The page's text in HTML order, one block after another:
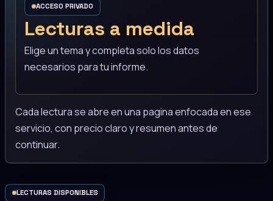
ACCESO PRIVADO
Lecturas a medida
Elige un tema y completa solo los datos
necesarios para tu informe.
Cada lectura se abre en una pagina enfocada en ese
servicio, con precio claro y resumen antes de
continuar.
LECTURAS DISPONIBLES